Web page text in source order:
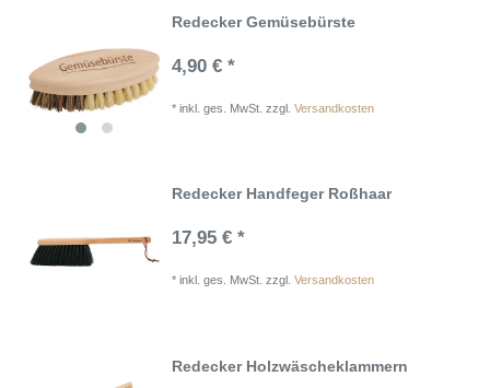
Redecker Gemüsebürste
4,90 € *
*inkl. ges. MwSt. zzgl.Versandkosten
Redecker Handfeger Roßhaar
17,95 € *
*inkl. ges. MwSt. zzgl.Versandkosten
Redecker Holzwäscheklammern